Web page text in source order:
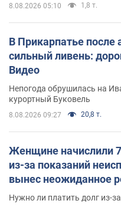
8.08.2026 05:10 1,8 т.
В Прикарпатье
сильный ливень:
Видео
Непогода обрушилась на
курортный Буковель
8.08.2026 09:27 20,8 т.
Женщине начислили
из-за показаний
вынес неожиданное
Нужно ли платить долг из-